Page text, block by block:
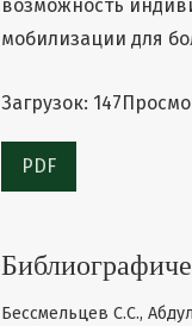
возможность
мобилизации для
Загрузок: 147
PDF
Бессмельцев С.С.,